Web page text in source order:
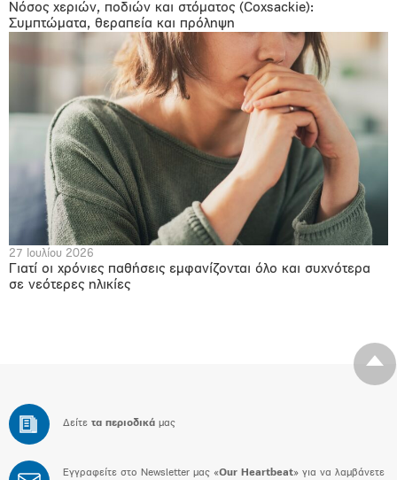
Νόσος χεριών, ποδιών και στόματος (Coxsackie):
Συμπτώματα, θεραπεία και πρόληψη
27 Ιουλίου 2026
Γιατί οι χρόνιες παθήσεις εμφανίζονται όλο και συχνότερα
σε νεότερες ηλικίες
Δείτε τα περιοδικά μας
Εγγραφείτε στο Newsletter μας «Our Heartbeat» για να λαμβάνετε